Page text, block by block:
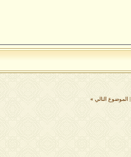
الموضوع التالي »